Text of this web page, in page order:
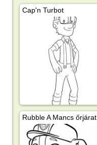
Cap'n Turbot
Rubble A Mancs őrjárat